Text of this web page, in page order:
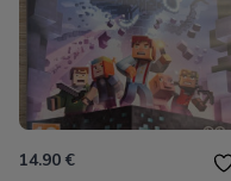
14.90 €